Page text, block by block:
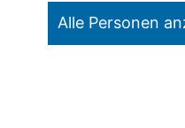
Alle Personen